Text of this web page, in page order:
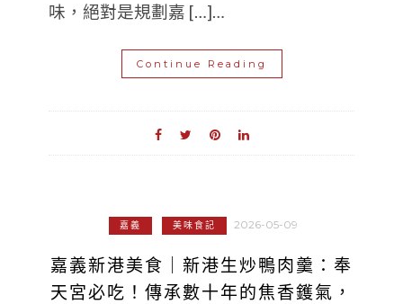
味，絕對是規劃嘉 […]…
Continue Reading
嘉義 美味食記 2026-05-09
嘉義新港美食｜新港生炒鴨肉羹：奉
天宮必吃！傳承數十年的焦香鑊氣，